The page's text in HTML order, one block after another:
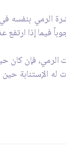
بنفسه في
إذا ارتفع
فإن كان
الإستنابة